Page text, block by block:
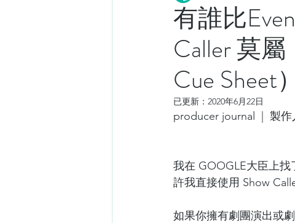
有誰比
Caller 莫
Cue Sheet）
已更新： 2020年6月22日
producer journal  |  製作
我在 GOOGLE大臣上找
許我直接使用 Show
如果你擁有劇團演出或